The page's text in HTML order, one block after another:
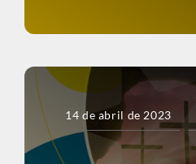
14 de abril de 2023